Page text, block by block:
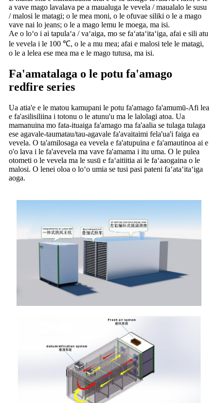
a vave mago lavalava pe a maualuga le vevela / maualalo le susu
/ malosi le matagi; o le mea moni, o le ofuvae siliki o le a mago
vave nai lo jeans; o le a mago lemu le moega, ma isi.
Ae o loʻo i ai tapulaʻa / vaʻaiga, mo se faʻataʻitaʻiga, afai e sili atu
le vevela i le 100 ℃, o le a mu mea; afai e malosi tele le matagi,
o le a lelea ese mea ma e le mago tutusa, ma isi.
Fa'amatalaga o le potu fa'amago
redfire series
Ua atia'e e le matou kamupani le potu fa'amago fa'amumū-Afi lea
e fa'asilisiliina i totonu o le atunu'u ma le lalolagi atoa. Ua
mamanuina mo fata-ituaiga fa'amago ma fa'aalia se tulaga tulaga
ese agavale-taumatau/tau-agavale fa'avaitaimi fela'ua'i faiga ea
vevela. O ta'amilosaga ea vevela e fa'atupuina e fa'amautinoa ai e
o'o lava i le fa'avevela ma vave fa'amama i itu uma. O le pulea
otometi o le vevela ma le susū e faʻaitiitia ai le faʻaaogaina o le
malosi. O lenei oloa o loʻo umia se tusi pasi pateni faʻataʻitaʻiga
aoga.